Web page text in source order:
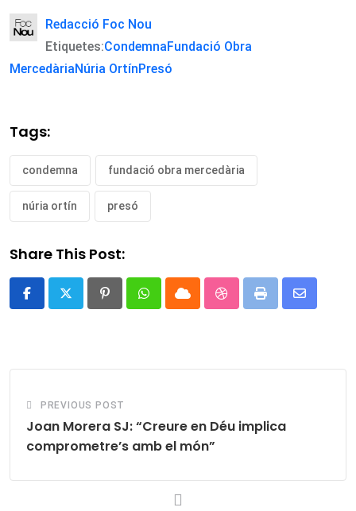
Redacció Foc Nou
Etiquetes:CondemnaFundació Obra
MercedàriaNúria OrtínPresó
Tags:
condemna fundació obra mercedària
núria ortín presó
Share This Post:
PinterestWhatsappCloud StumbleUpon
Print
Share
PREVIOUS POST
Joan Morera SJ: “Creure en Déu implica
comprometre’s amb el món”